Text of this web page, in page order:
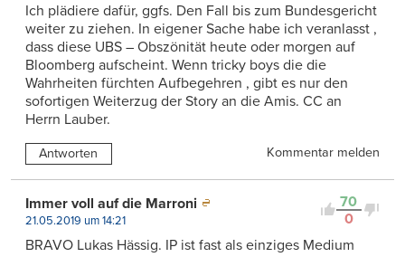
Ich plädiere dafür, ggfs. Den Fall bis zum Bundesgericht
weiter zu ziehen. In eigener Sache habe ich veranlasst ,
dass diese UBS – Obszönität heute oder morgen auf
Bloomberg aufscheint. Wenn tricky boys die die
Wahrheiten fürchten Aufbegehren , gibt es nur den
sofortigen Weiterzug der Story an die Amis. CC an
Herrn Lauber.
Antworten Kommentar melden
70
0
Immer voll auf die Marroni
21.05.2019 um 14:21
BRAVO Lukas Hässig. IP ist fast als einziges Medium